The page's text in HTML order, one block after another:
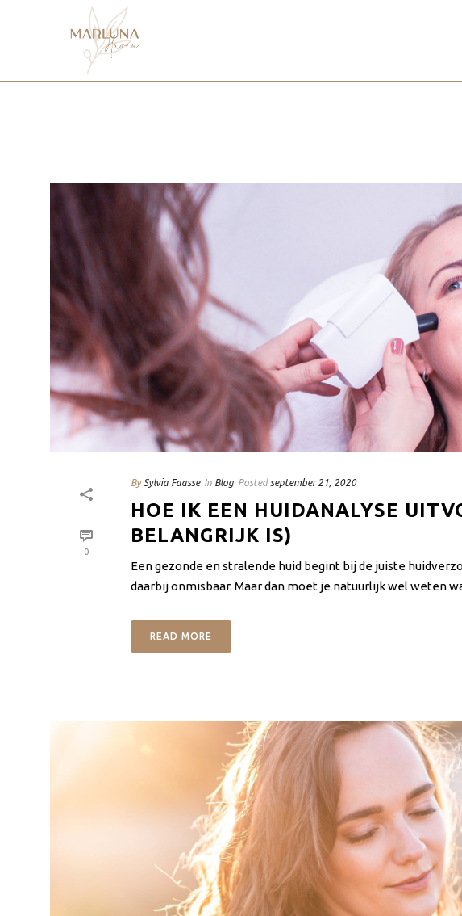
0
By Sylvia Faasse In Blog Posted september 21, 2020
HOE IK EEN HUIDANALYSE
BELANGRIJK IS)
Een gezonde en stralende huid begint bij de juiste
daarbij onmisbaar. Maar dan moet je natuurlijk wel weten
READ MORE